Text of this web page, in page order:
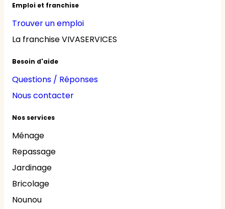
Emploi et franchise
Trouver un emploi
La franchise VIVASERVICES
Besoin d'aide
Questions / Réponses
Nous contacter
Nos services
Ménage
Repassage
Jardinage
Bricolage
Nounou